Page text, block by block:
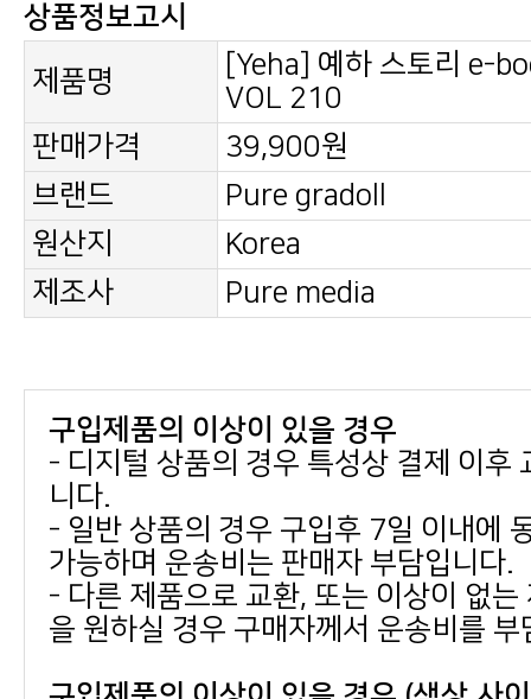
상품정보고시
제품명
VOL 210
판매가격
39,900원
브랜드
Pure gradoll
원산지
Korea
제조사
Pure media
구입제품의 이상이 있을 경우
니다.
가능하며 운송비는 판매자 부담입니다.
을 원하실 경우 구매자께서 운송비를 부